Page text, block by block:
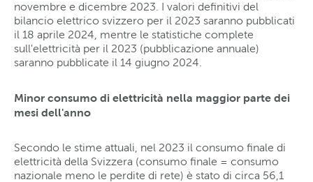
novembre e dicembre 2023. I valori definitivi del
bilancio elettrico svizzero per il 2023 saranno pubblicati
il 18 aprile 2024, mentre le statistiche complete
sull'elettricità per il 2023 (pubblicazione annuale)
saranno pubblicate il 14 giugno 2024.
Minor consumo di elettricità nella maggior parte dei
mesi dell'anno
Secondo le stime attuali, nel 2023 il consumo finale di
elettricità della Svizzera (consumo finale = consumo
nazionale meno le perdite di rete) è stato di circa 56,1